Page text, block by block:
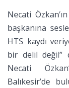
Necati
başkanına
HTS kaydı
bir delil değil”
Necati
Balıkesir’de